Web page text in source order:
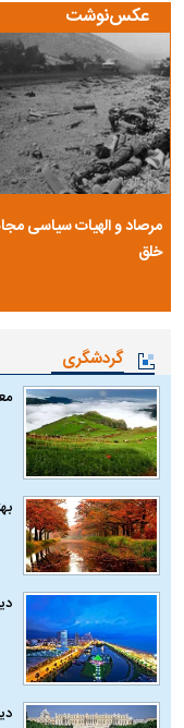
عکس‌نوشت
مرصاد و الهیات سیاسی
خلق
گردشگری